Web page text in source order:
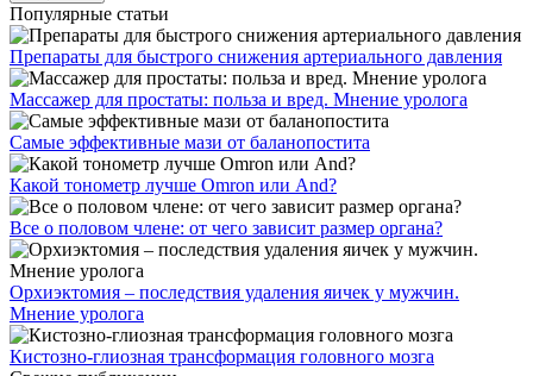
Популярные статьи
Препараты для быстрого снижения артериального давления
Массажер для простаты: польза и вред. Мнение уролога
Самые эффективные мази от баланопостита
Какой тонометр лучше Omron или And?
Все о половом члене: от чего зависит размер органа?
Орхиэктомия – последствия удаления яичек у мужчин.
Мнение уролога
Кистозно-глиозная трансформация головного мозга